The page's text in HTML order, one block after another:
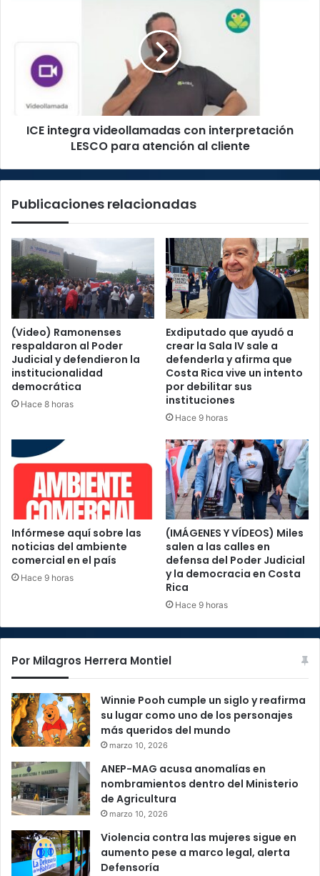
interpretación
LESCO
clienteICE integra videollamadas con interpretación
LESCO para atención al cliente
Publicaciones relacionadas
(Video) Ramonenses
respaldaron al Poder
Judicial y defendieron la
institucionalidad
democrática
Hace 8 horas
Exdiputado que ayudó a
crear la Sala IV sale a
defenderla y afirma que
Costa Rica vive un intento
por debilitar sus
instituciones
Hace 9 horas
Infórmese aquí sobre las
noticias del ambiente
comercial en el país
Hace 9 horas
(IMÁGENES Y VÍDEOS) Miles
salen a las calles en
defensa del Poder Judicial
y la democracia en Costa
Rica
Hace 9 horas
Por Milagros Herrera Montiel
Winnie Pooh cumple un siglo y reafirma
su lugar como uno de los personajes
más queridos del mundo
marzo 10, 2026
ANEP-MAG acusa anomalías en
nombramientos dentro del Ministerio
de Agricultura
marzo 10, 2026
Violencia contra las mujeres sigue en
aumento pese a marco legal, alerta
Defensoría